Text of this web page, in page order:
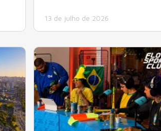
13 de julho de 2026